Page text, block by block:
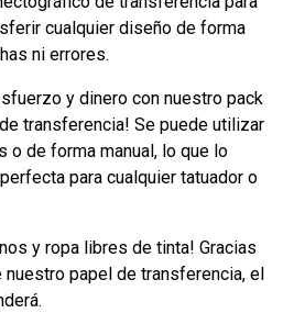
cualquier diseño de forma
ni errores.
y dinero con nuestro pack
transferencia! Se puede utilizar
o de forma manual, lo que lo
para cualquier tatuador o
y ropa libres de tinta! Gracias
papel de transferencia, el